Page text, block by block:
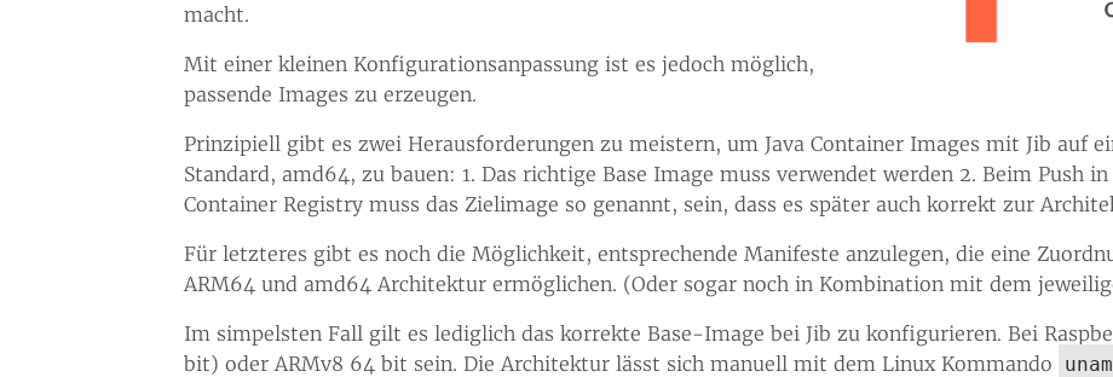
macht.
Mit einer kleinen Konfigurationsanpassung ist es jedoch möglich,
passende Images zu erzeugen.
Prinzipiell gibt es zwei Herausforderungen zu meistern, um Java Container Images mit Jib auf
Standard, amd64, zu bauen: 1. Das richtige Base Image muss verwendet werden 2. Beim Push
Container Registry muss das Zielimage so genannt, sein, dass es später auch korrekt zur
Für letzteres gibt es noch die Möglichkeit, entsprechende Manifeste anzulegen, die eine
ARM64 und amd64 Architektur ermöglichen. (Oder sogar noch in Kombination mit dem
Im simpelsten Fall gilt es lediglich das korrekte Base-Image bei Jib zu konfigurieren. Bei
bit) oder ARMv8 64 bit sein. Die Architektur lässt sich manuell mit dem Linux Kommando